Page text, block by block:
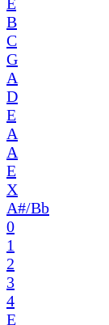
B
C
G
A
D
E
A
A
E
X
A#/Bb
0
1
2
3
4
E